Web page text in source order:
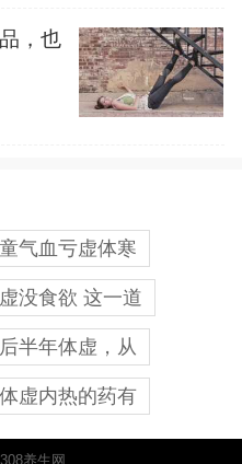
，也
气血亏虚体寒
没食欲 这一道
半年体虚，从
虚内热的药有
养生网